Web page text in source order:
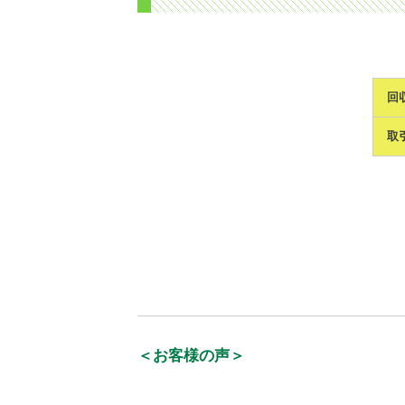
回
取
＜お客様の声＞